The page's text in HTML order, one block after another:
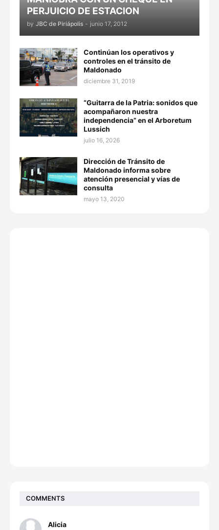
PERJUICIO DE ESTACION
by JBC de Piriápolis - junio 17, 2012
Continúan los operativos y
controles en el tránsito de
Maldonado
diciembre 31, 2019
“Guitarra de la Patria: sonidos que
acompañaron nuestra
independencia” en el Arboretum
Lussich
julio 16, 2026
Dirección de Tránsito de
Maldonado informa sobre
atención presencial y vías de
consulta
mayo 13, 2020
COMMENTS
Alicia